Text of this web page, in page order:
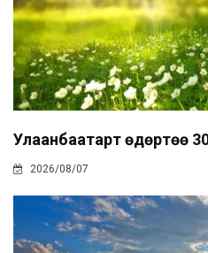
Улаанбаатарт өдөртөө
2026/08/07